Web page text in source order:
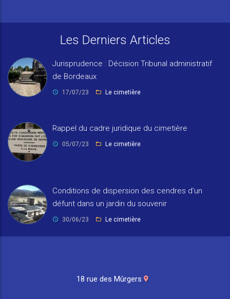
Les Derniers Articles
Jurisprudence : Décision Tribunal administratif
de Bordeaux
17/07/23 Le cimetière
Rappel du cadre juridique du cimetière
05/07/23 Le cimetière
Conditions de dispersion des cendres d'un
défunt dans un jardin du souvenir
30/06/23 Le cimetière
18 rue des Mûrgers